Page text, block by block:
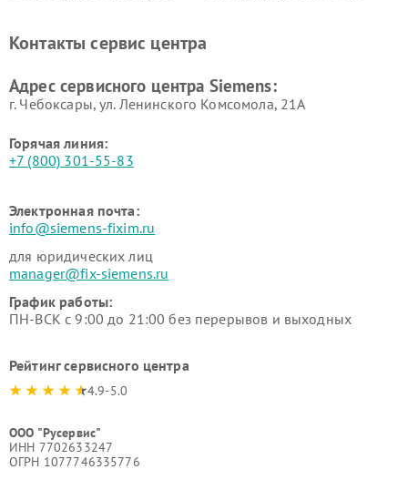
Siemens
Siemens
Siemens
Siemens
Контакты сервис центра
Адрес сервисного центра Siemens:
г. Чебоксары, ул. Ленинского Комсомола, 21А
Горячая линия:
+7 (800) 301-55-83
Электронная почта:
info@siemens-fixim.ru
для юридических лиц
manager@fix-siemens.ru
График работы:
ПН-ВСК с 9:00 до 21:00 без перерывов и выходных
Рейтинг сервисного центра
4.9-5.0
ООО "Русервис"
ИНН 7702633247
ОГРН 1077746335776